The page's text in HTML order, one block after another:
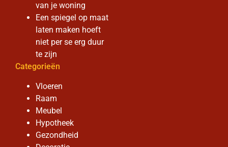
van je woning
Een spiegel op maat
laten maken hoeft
niet per se erg duur
te zijn
Categorieën
Vloeren
Raam
Meubel
Hypotheek
Gezondheid